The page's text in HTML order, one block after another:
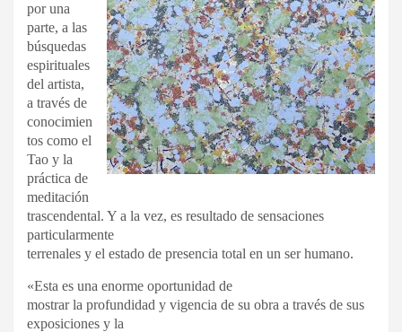
por una
parte, a las
búsquedas
espirituales
del artista,
a través de
conocimien
tos como el
Tao y la
práctica de
meditación
trascendental. Y a la vez, es resultado de sensaciones
particularmente
terrenales y el estado de presencia total en un ser humano.
«Esta es una enorme oportunidad de
mostrar la profundidad y vigencia de su obra a través de sus
exposiciones y la